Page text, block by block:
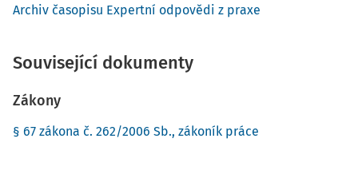
Archiv časopisu Expertní odpovědi z praxe
Související dokumenty
Zákony
§ 67 zákona č. 262/2006 Sb., zákoník práce